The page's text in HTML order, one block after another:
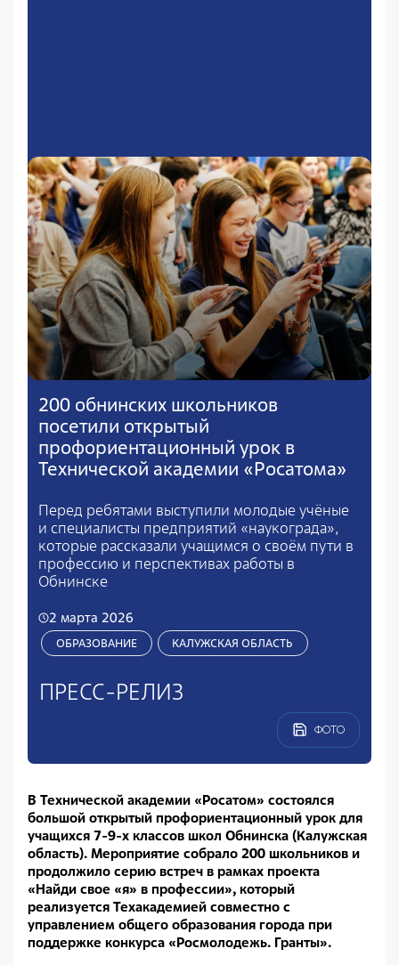
200 обнинских школьников
посетили открытый
профориентационный урок в
Технической академии «Росатома»
Перед ребятами выступили молодые учёные
и специалисты предприятий «наукограда»,
которые рассказали учащимся о своём пути в
профессию и перспективах работы в
Обнинске
2 марта 2026
ОБРАЗОВАНИЕ КАЛУЖСКАЯ ОБЛАСТЬ
ПРЕСС-РЕЛИЗ
ФОТО
В Технической академии «Росатом» состоялся
большой открытый профориентационный урок для
учащихся 7-9-х классов школ Обнинска (Калужская
область). Мероприятие собрало 200 школьников и
продолжило серию встреч в рамках проекта
«Найди свое «я» в профессии», который
реализуется Техакадемией совместно с
управлением общего образования города при
поддержке конкурса «Росмолодежь. Гранты».